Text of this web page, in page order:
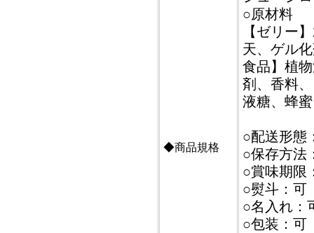
◆商品規格
○原材料
【ゼリー
天、ゲル
食品】植
剤、香料
液糖、蜂蜜
○配送形態
○保存方法
○賞味期限
○熨斗：可
○名入れ：
○包装：可